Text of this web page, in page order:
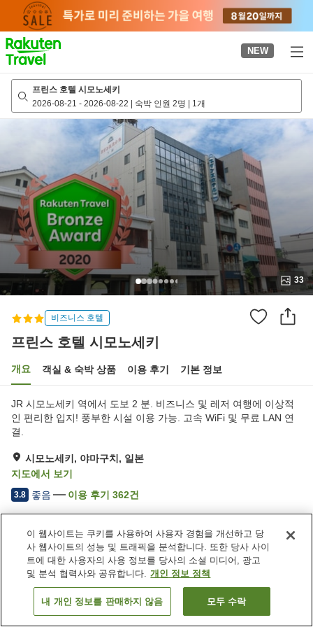
page
NEW
프린스 호텔 시모노세키
2026-08-21 - 2026-08-22 | 숙박 인원 2명 | 1개
33
비즈니스 호텔
프린스 호텔 시모노세키
개요 객실 & 숙박 상품 이용 후기 기본 정보
JR 시모노세키 역에서 도보 2 분. 비즈니스 및 레저 여행에 이상적
인 편리한 입지! 풍부한 시설 이용 가능. 고속 WiFi 및 무료 LAN 연
결.
시모노세키, 야마구치, 일본
지도에서 보기
3.8 좋음 이용 후기 362건
숙소 편의 시설/서비스
주차장
스파 / 미용실
자동판매기
세탁 (유료)
일본 야마구치 시모노세키 프린스 호텔 시모노세키
객실 보기
이 웹사이트는 쿠키를 사용하여 사용자 경험을 개선하고 당
사 웹사이트의 성능 및 트래픽을 분석합니다. 또한 당사 사이
트에 대한 사용자의 사용 정보를 당사의 소셜 미디어, 광고
및 분석 협력사와 공유합니다. 개인 정보 정책
내 개인 정보를 판매하지 않음 모두 수락